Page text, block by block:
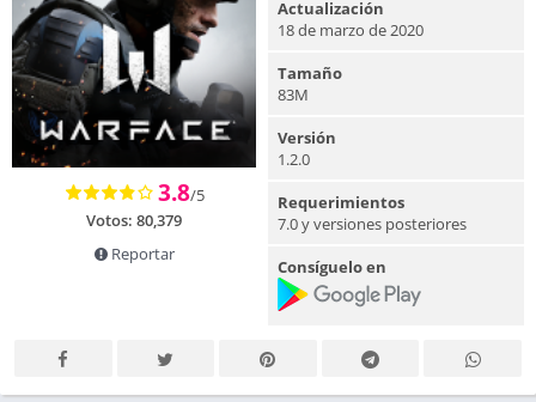
3.8/5
Votos: 80,379
Reportar
Actualización
18 de marzo de 2020
Tamaño
83M
Versión
1.2.0
Requerimientos
7.0 y versiones posteriores
Consíguelo en